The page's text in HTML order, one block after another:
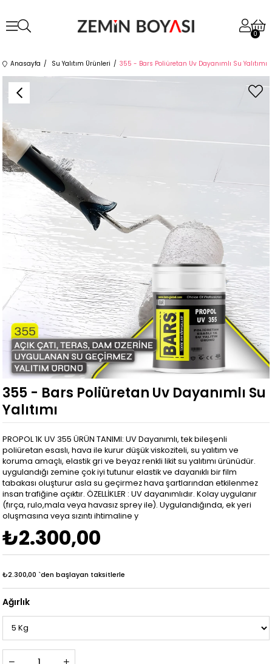
0
Anasayfa Su Yalıtım Ürünleri 355 - Bars Poliüretan Uv Dayanımlı Su Yalıtımı
355 - Bars Poliüretan Uv Dayanımlı Su
Yalıtımı
PROPOL 1K UV 355 ÜRÜN TANIMI: UV Dayanımlı, tek bileşenli
poliüretan esaslı, hava ile kurur düşük viskoziteli, su yalıtım ve
koruma amaçlı, elastik gri ve beyaz renkli likit su yalıtımı ürünüdür.
uygulandığı zemine çok iyi tutunur elastik ve dayanıklı bir film
tabakası oluşturur asla su geçirmez hava şartlarından etkilenmez
insan trafiğine açıktır. ÖZELLİKLER : UV dayanımlıdır. Kolay uygulanır
(fırça, rulo,mala veya havasız sprey ile). Uygulandığında, ek yeri
oluşmasına veya sızıntı ihtimaline y
₺2.300,00
₺2.300,00 `den başlayan taksitlerle
Ağırlık